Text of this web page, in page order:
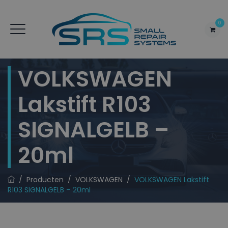
0
VOLKSWAGEN
Lakstift R103
SIGNALGELB –
20ml
/ Producten / VOLKSWAGEN / VOLKSWAGEN Lakstift
R103 SIGNALGELB – 20ml